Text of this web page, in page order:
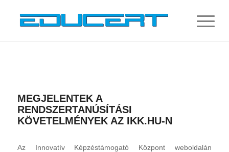
MEGJELENTEK A
RENDSZERTANÚSÍTÁSI
KÖVETELMÉNYEK AZ IKK.HU-N
Az Innovatív Képzéstámogató Központ weboldalán